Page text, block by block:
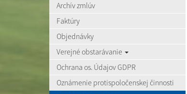
Archív zmlúv
Faktúry
Objednávky
Verejné obstarávanie
Ochrana os. Údajov GDPR
Oznámenie protispoločenskej činnosti